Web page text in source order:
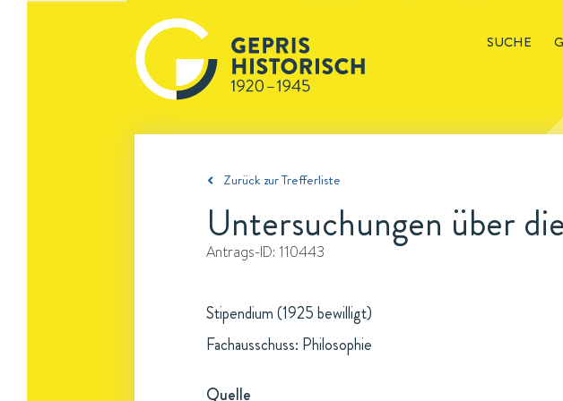
SUCHE
Zurück zur Trefferliste
Untersuchungen über
Antrags-ID: 110443
Stipendium (1925 bewilligt)
Fachausschuss: Philosophie
Quelle